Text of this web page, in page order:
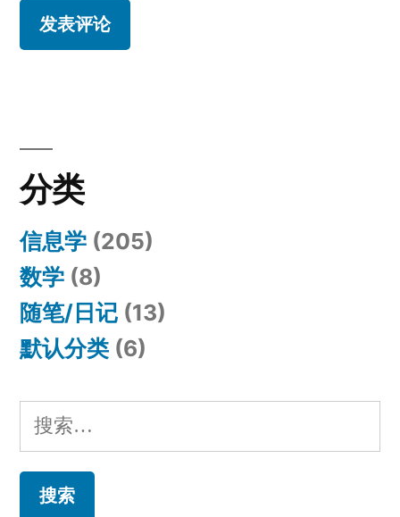
分类
信息学 (205)
数学 (8)
随笔/日记 (13)
默认分类 (6)
搜
索：